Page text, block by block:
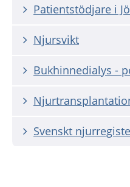
Patientstödjare i
Njursvikt
Bukhinnedialys -
Svenskt